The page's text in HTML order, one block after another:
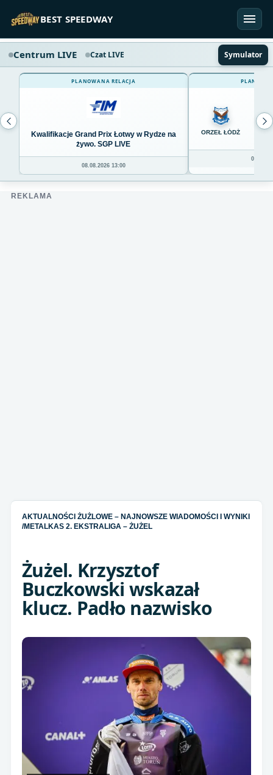
BEST SPEEDWAY
Centrum LIVE Czat LIVE Symulator
PLANOWANA RELACJA
Kwalifikacje Grand Prix Łotwy w Rydze na
żywo. SGP LIVE
08.08.2026 13:00
ORZEŁ ŁÓDŹ
0
REKLAMA
AKTUALNOŚCI ŻUŻLOWE – NAJNOWSZE WIADOMOŚCI I WYNIKI
/METALKAS 2. EKSTRALIGA – ŻUŻEL
Żużel. Krzysztof
Buczkowski wskazał
klucz. Padło nazwisko